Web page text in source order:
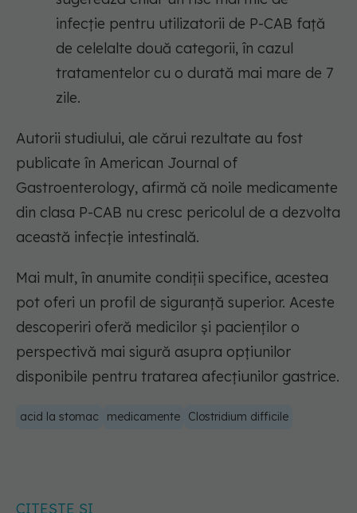
infecție pentru utilizatorii de P-CAB față
de celelalte două categorii, în cazul
tratamentelor cu o durată mai mare de 7
zile.
Autorii studiului, ale cărui rezultate au fost
publicate în American Journal of
Gastroenterology, afirmă că noile medicamente
din clasa P-CAB nu cresc pericolul de a dezvolta
această infecție intestinală.
Mai mult, în anumite condiții specifice, acestea
pot oferi un profil de siguranță superior. Aceste
descoperiri oferă medicilor și pacienților o
perspectivă mai sigură asupra opțiunilor
disponibile pentru tratarea afecțiunilor gastrice.
acid la stomac medicamente Clostridium difficile
CITEȘTE ȘI